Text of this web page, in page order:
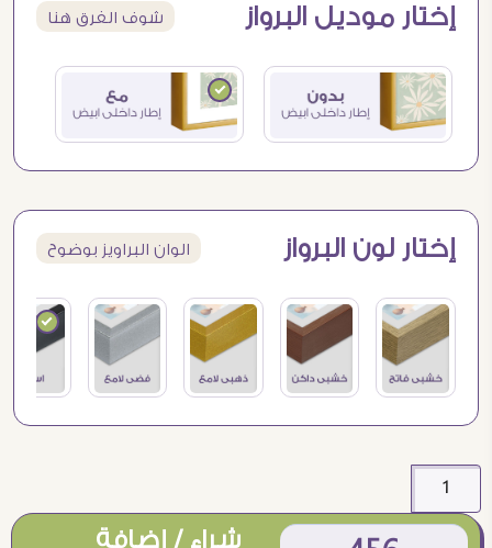
إختار موديل البرواز شوف الفرق هنا
إختار لون البرواز الوان البراويز بوضوح
شراء / إضافة